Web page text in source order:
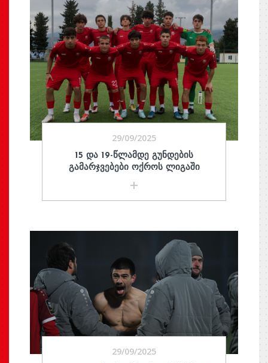
29/09/2025
15 ᲓᲐ 19-ᲬᲚᲐᲛᲓᲔ ᲒᲣᲜᲓᲔᲑᲘᲡ
ᲒᲐᲛᲐᲠᲯᲕᲔᲑᲔᲑᲘ ᲝᲥᲠᲝᲡ ᲚᲘᲒᲐᲨᲘ
29/09/2025